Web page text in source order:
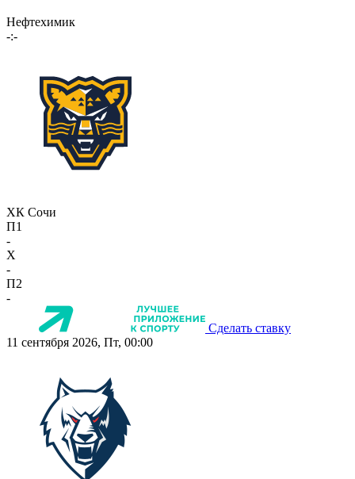
Нефтехимик
-:-
ХК Сочи
П1
-
X
-
П2
-
Сделать ставку
11 сентября 2026, Пт, 00:00